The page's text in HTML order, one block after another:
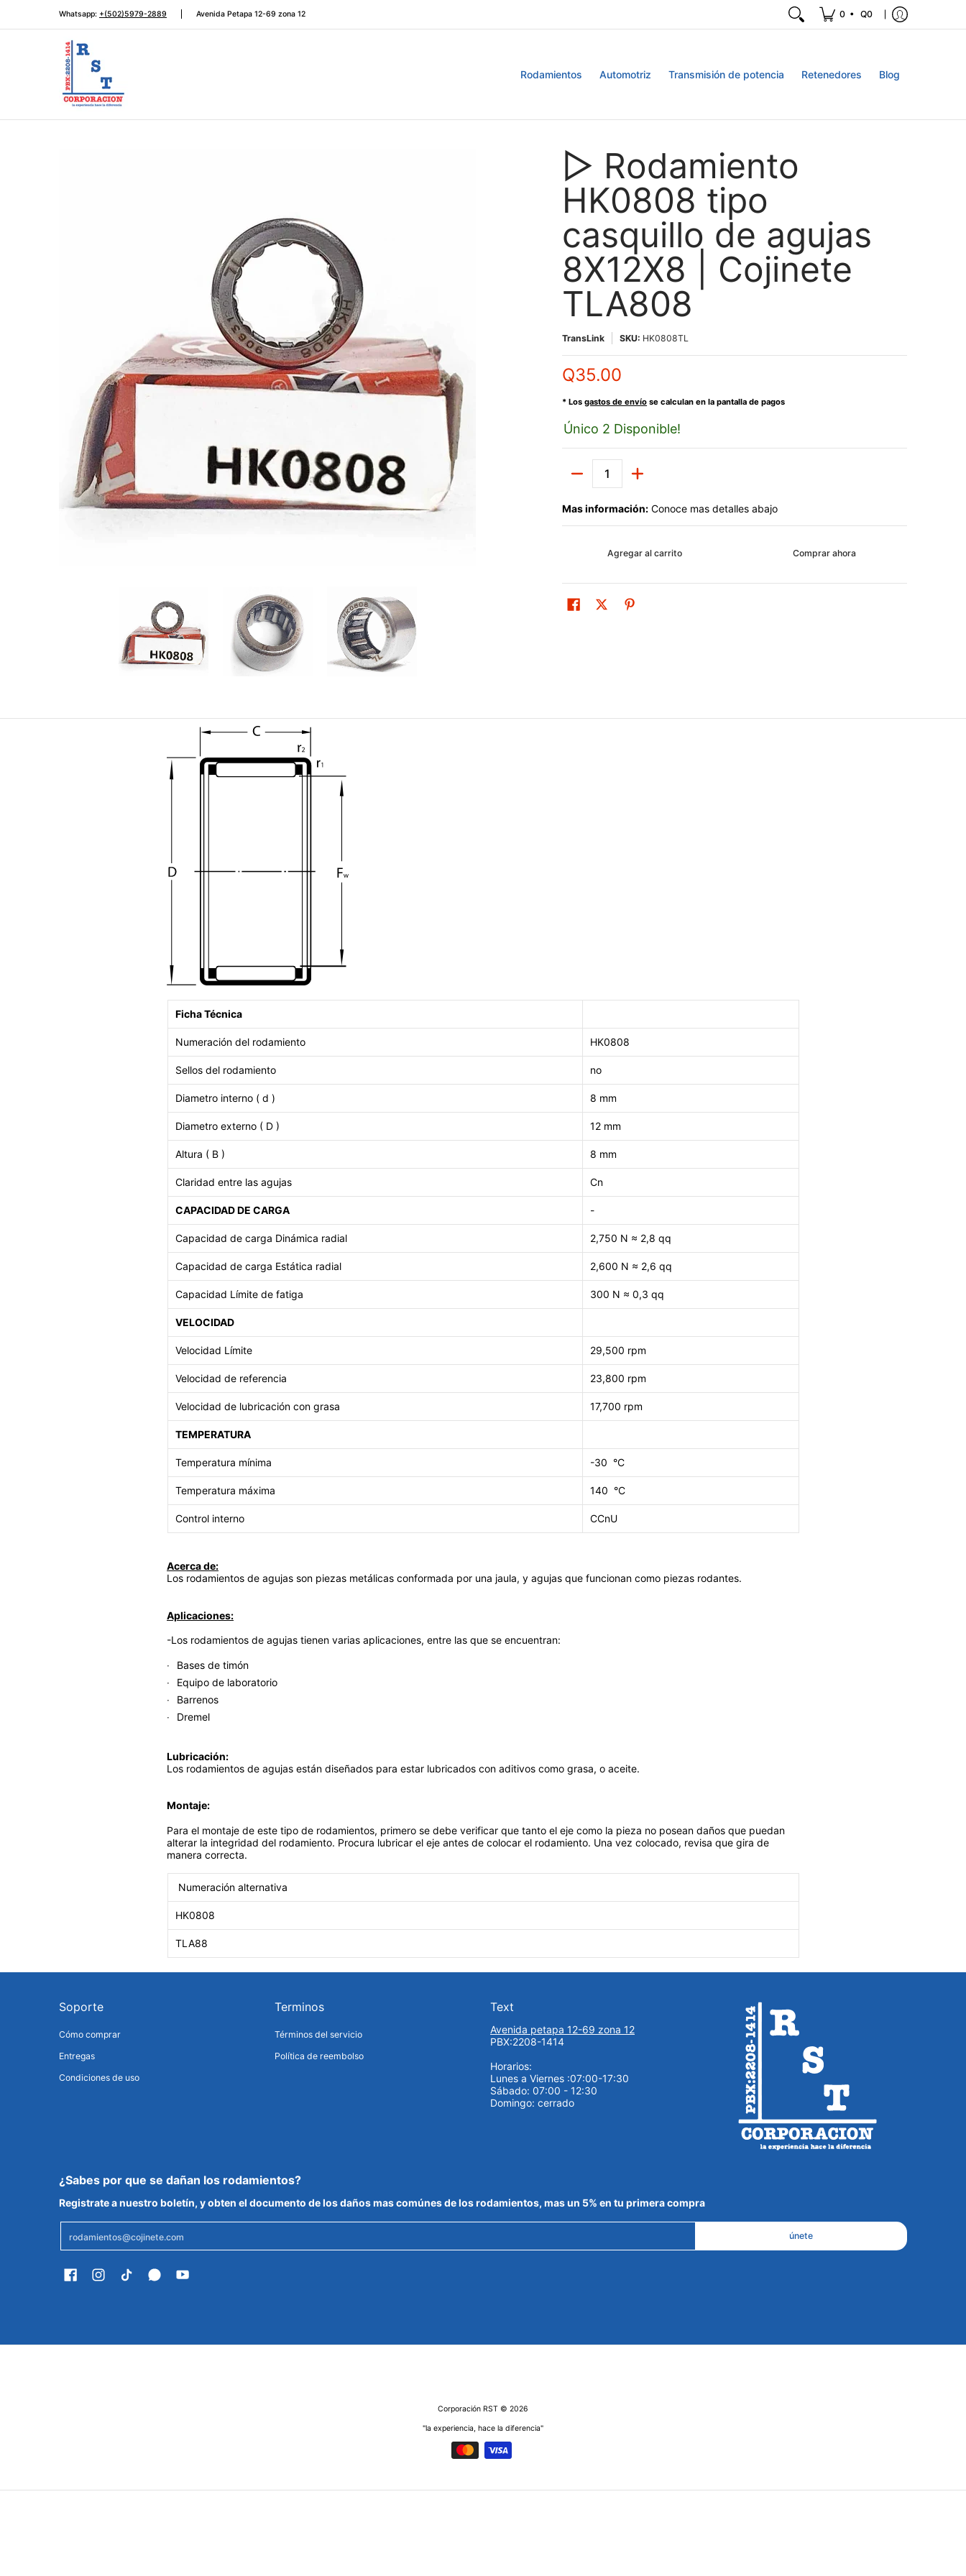
Saltar al contenido principal
Whatsapp: +(502)5979-2889 Avenida Petapa 12-69 zona 12 0 • Q0
Rodamientos Automotriz Transmisión de potencia Retenedores Blog
▷ Rodamiento
HK0808 tipo
casquillo de agujas
8X12X8 | Cojinete
TLA808
TransLink SKU: HK0808TL
Q35.00
* Losgastos de envío se calculan en la pantalla de pagos
Único 2 Disponible!
Mas información: Conoce mas detalles abajo
Agregar al carrito Comprar ahora
Ficha Técnica
Numeración del rodamiento HK0808
Sellos del rodamiento no
Diametro interno ( d ) 8 mm
Diametro externo ( D ) 12 mm
Altura ( B ) 8 mm
Claridad entre las agujas Cn
CAPACIDAD DE CARGA -
Capacidad de carga Dinámica radial 2,750 N ≈ 2,8 qq
Capacidad de carga Estática radial 2,600 N ≈ 2,6 qq
Capacidad Límite de fatiga 300 N ≈ 0,3 qq
VELOCIDAD
Velocidad Límite 29,500 rpm
Velocidad de referencia 23,800 rpm
Velocidad de lubricación con grasa 17,700 rpm
TEMPERATURA
Temperatura mínima -30 °C
Temperatura máxima 140 °C
Control interno CCnU
Acerca de:
Los rodamientos de agujas son piezas metálicas conformada por una jaula, y agujas que funcionan como piezas rodantes.
Aplicaciones:
-Los rodamientos de agujas tienen varias aplicaciones, entre las que se encuentran:
Bases de timón
Equipo de laboratorio
Barrenos
Dremel
Lubricación:
Los rodamientos de agujas están diseñados para estar lubricados con aditivos como grasa, o aceite.
Montaje:
Para el montaje de este tipo de rodamientos, primero se debe verificar que tanto el eje como la pieza no posean daños que puedan
alterar la integridad del rodamiento. Procura lubricar el eje antes de colocar el rodamiento. Una vez colocado, revisa que gira de
manera correcta.
Numeración alternativa
HK0808
TLA88
Soporte
Cómo comprar
Entregas
Condiciones de uso
Terminos
Términos del servicio
Política de reembolso
Text
Avenida petapa 12-69 zona 12
PBX:2208-1414
Horarios:
Lunes a Viernes :07:00-17:30
Sábado: 07:00 - 12:30
Domingo: cerrado
¿Sabes por que se dañan los rodamientos?
Registrate a nuestro boletín, y obten el documento de los daños mas comúnes de los rodamientos, mas un 5% en tu primera compra
únete
Corporación RST © 2026
"la experiencia, hace la diferencia"